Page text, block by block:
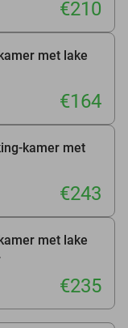
€210
met lake
€164
kamer met
€243
met lake
€235